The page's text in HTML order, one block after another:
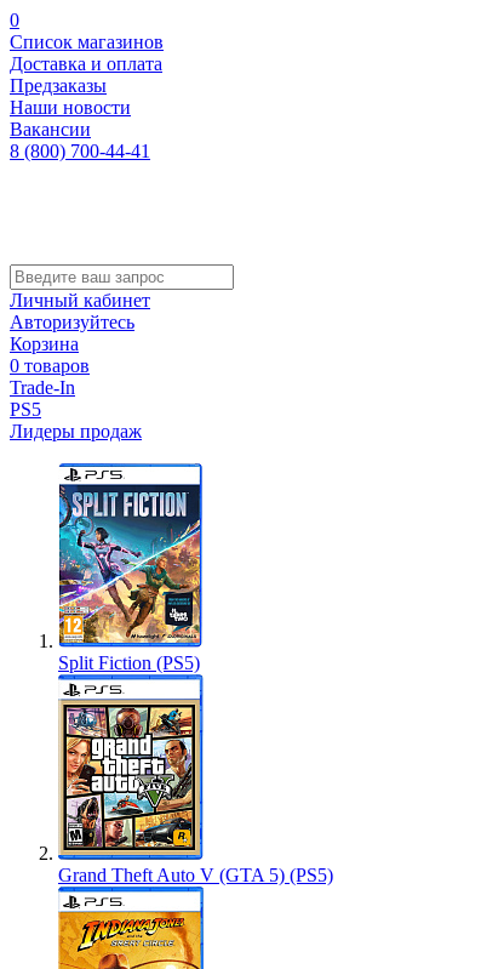
0
Список магазинов
Доставка и оплата
Предзаказы
Наши новости
Вакансии
8 (800) 700-44-41
Личный кабинет
Авторизуйтесь
Корзина
0 товаров
Trade-In
PS5
Лидеры продаж
Split Fiction (PS5)
Grand Theft Auto V (GTA 5) (PS5)